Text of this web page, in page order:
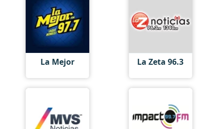
La Mejor La Zeta 96.3